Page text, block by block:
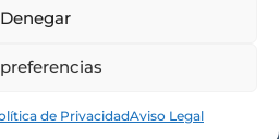
Denegar
de PrivacidadAviso Legal